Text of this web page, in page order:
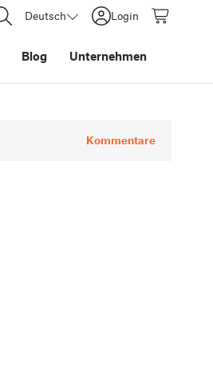
Deutsch Login
Blog Unternehmen
Kommentare